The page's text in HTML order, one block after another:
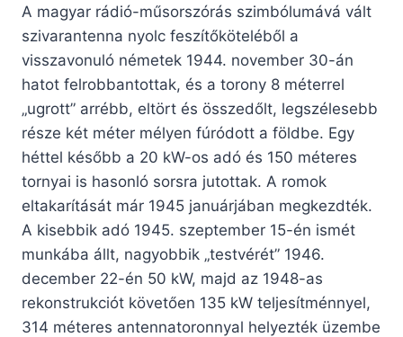
A magyar rádió-műsorszórás szimbólumává vált
szivarantenna nyolc feszítőköteléből a
visszavonuló németek 1944. november 30-án
hatot felrobbantottak, és a torony 8 méterrel
„ugrott” arrébb, eltört és összedőlt, legszélesebb
része két méter mélyen fúródott a földbe. Egy
héttel később a 20 kW-os adó és 150 méteres
tornyai is hasonló sorsra jutottak. A romok
eltakarítását már 1945 januárjában megkezdték.
A kisebbik adó 1945. szeptember 15-én ismét
munkába állt, nagyobbik „testvérét” 1946.
december 22-én 50 kW, majd az 1948-as
rekonstrukciót követően 135 kW teljesítménnyel,
314 méteres antennatoronnyal helyezték üzembe